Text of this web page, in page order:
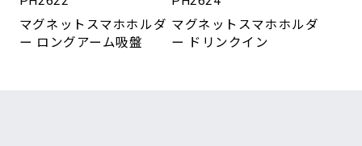
マグネットスマホホルダ
ー ロングアーム吸盤
マグネットスマホホルダ
ー ドリンクイン